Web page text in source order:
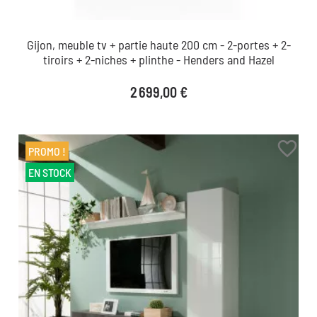
Gijon, meuble tv + partie haute 200 cm - 2-portes + 2-
tiroirs + 2-niches + plinthe - Henders and Hazel
Prix
2 699,00 €
favorite_border
PROMO !
EN STOCK